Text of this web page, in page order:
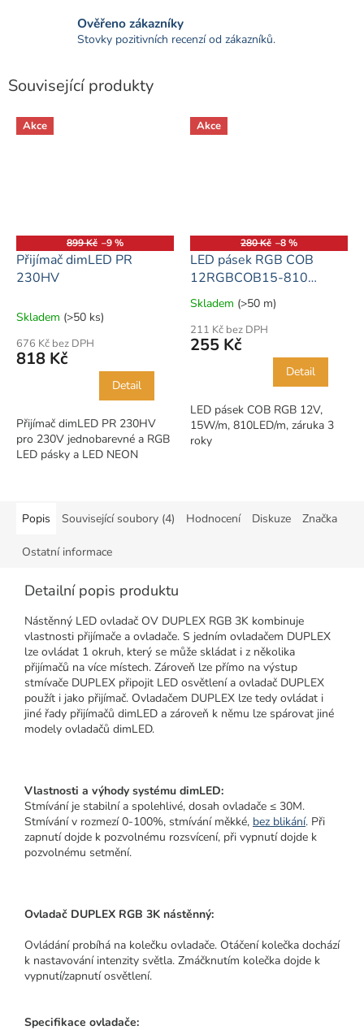
Ověřeno zákazníky
Stovky pozitivních recenzí od zákazníků.
Související produkty
Akce
899 Kč –9 %
Přijímač dimLED PR
230HV
Skladem (>50 ks)
676 Kč bez DPH
818 Kč
Detail
Přijímač dimLED PR 230HV
pro 230V jednobarevné a RGB
LED pásky a LED NEON
Akce
280 Kč –8 %
LED pásek RGB COB
12RGBCOB15-810
záruka 3 roky
Průměrné
produktu
je
hvězdiček.
Skladem (>50 m)
211 Kč bez DPH
255 Kč
Detail
LED pásek COB RGB 12V,
15W/m, 810LED/m, záruka 3
roky
Popis Související soubory (4) Hodnocení Diskuze Značka
Ostatní informace
Detailní popis produktu
Nástěnný LED ovladač OV DUPLEX RGB 3K kombinuje
vlastnosti přijímače a ovladače. S jedním ovladačem DUPLEX
lze ovládat 1 okruh, který se může skládat i z několika
přijímačů na více místech. Zároveň lze přímo na výstup
stmívače DUPLEX připojit LED osvětlení a ovladač DUPLEX
použít i jako přijímač. Ovladačem DUPLEX lze tedy ovládat i
jiné řady přijímačů dimLED a zároveň k němu lze spárovat jiné
modely ovladačů dimLED.
Vlastnosti a výhody systému dimLED:
Stmívání je stabilní a spolehlivé, dosah ovladače ≤ 30M.
Stmívání v rozmezí 0-100%, stmívání měkké, bez blikání. Při
zapnutí dojde k pozvolnému rozsvícení, při vypnutí dojde k
pozvolnému setmění.
Ovladač DUPLEX RGB 3K nástěnný:
Ovládání probíhá na kolečku ovladače. Otáčení kolečka dochází
k nastavování intenzity světla. Zmáčknutím kolečka dojde k
vypnutí/zapnutí osvětlení.
Specifikace ovladače: